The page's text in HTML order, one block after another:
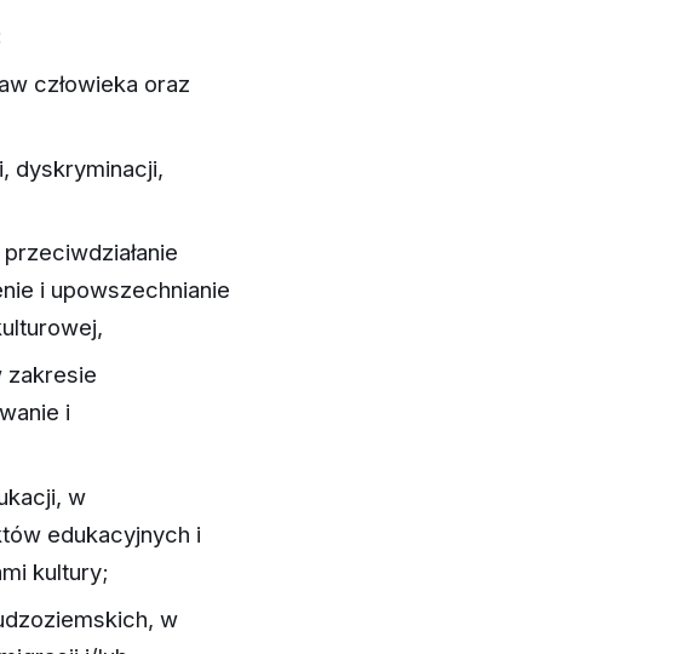
człowieka oraz
dyskryminacji,
i upowszechnianie
zakresie
i
w
edukacyjnych i
kultury;
w